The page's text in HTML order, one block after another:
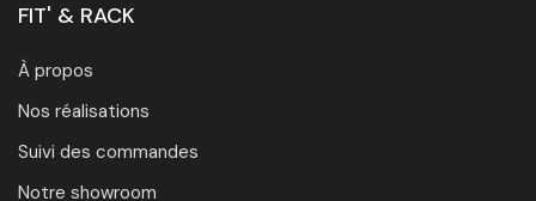
FIT' & RACK
À propos
Nos réalisations
Suivi des commandes
Notre showroom